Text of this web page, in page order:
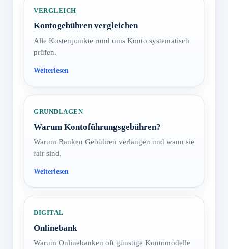
VERGLEICH
Kontogebühren vergleichen
Alle Kostenpunkte rund ums Konto systematisch
prüfen.
GRUNDLAGEN
Warum Kontoführungsgebühren?
Warum Banken Gebühren verlangen und wann sie
fair sind.
DIGITAL
Onlinebank
Warum Onlinebanken oft günstige Kontomodelle